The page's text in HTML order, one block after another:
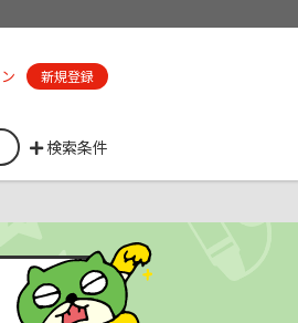
検索条件
新規登録